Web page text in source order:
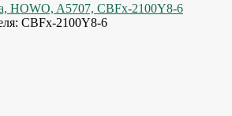
HOWO, A5707, CBFx-2100Y8-6
CBFx-2100Y8-6